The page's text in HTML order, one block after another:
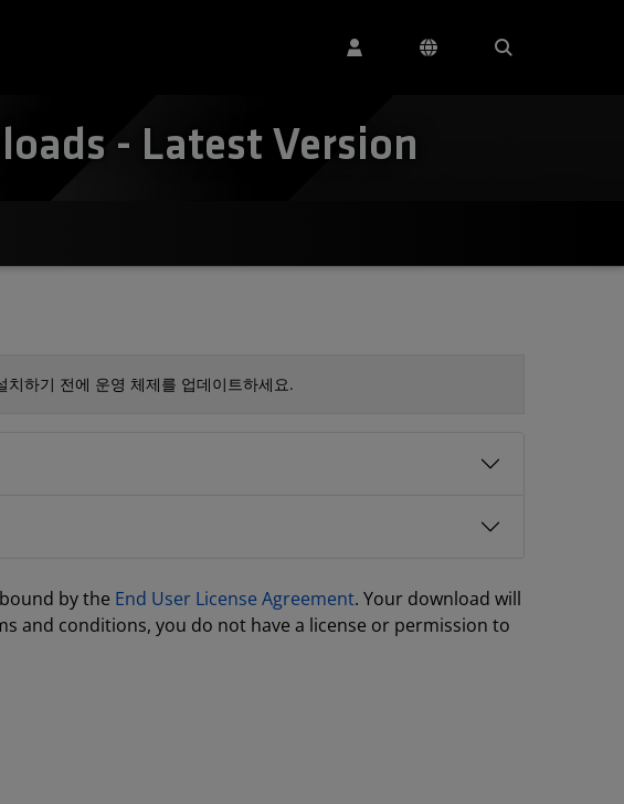
- Latest Version
하기 전에 운영 체제를 업데이트하세요.
by the End User License Agreement. Your download will
and conditions, you do not have a license or permission to